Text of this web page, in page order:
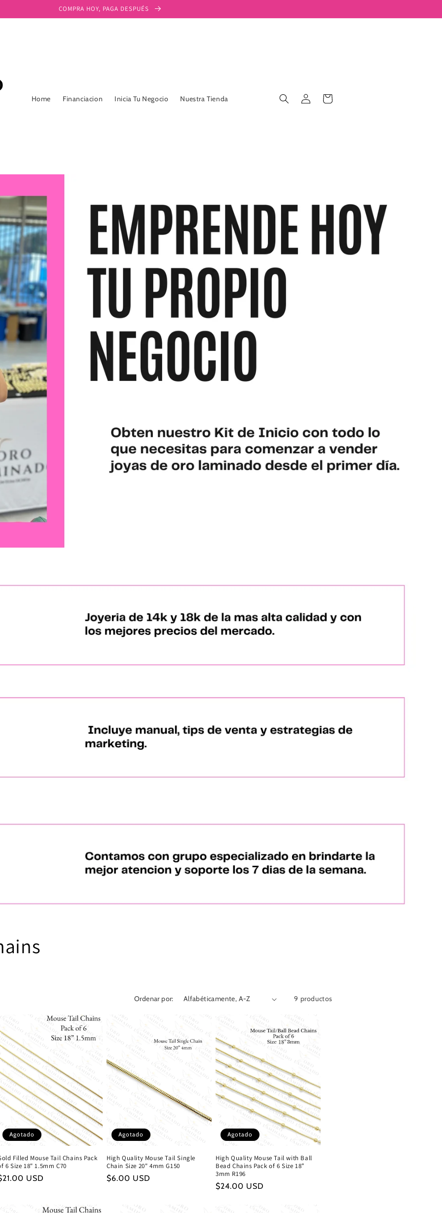
COMPRA HOY, PAGA DESPUÉS
Home Financiacion Inicia Tu Negocio Nuestra Tienda
Iniciar
sesión
Carrito
Ordenar por: 9 productos
Agotado
Filled Mouse Tail Chains Pack
6 Size 18" 1.5mm C70
USD
Agotado
High Quality Mouse Tail Single
Chain Size 20" 4mm G150
Precio
$6.00 USD
Agotado
High Quality Mouse Tail with Ball
Bead Chains Pack of 6 Size 18”
3mm R196
Precio
$24.00 USD